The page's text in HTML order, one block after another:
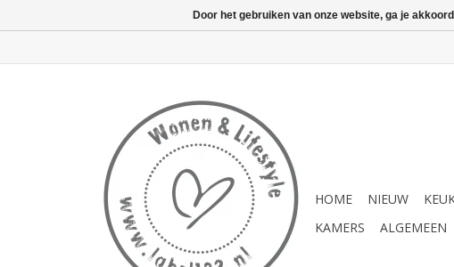
HOME NIEUW
KAMERS
ALGEMEEN
Door het gebruiken van onze website, ga je